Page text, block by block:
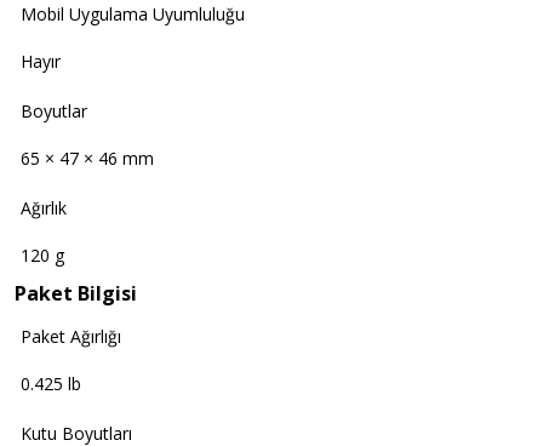
Mobil Uygulama Uyumluluğu
Hayır
Boyutlar
65 × 47 × 46 mm
Ağırlık
120 g
Paket Bilgisi
Paket Ağırlığı
0.425 lb
Kutu Boyutları